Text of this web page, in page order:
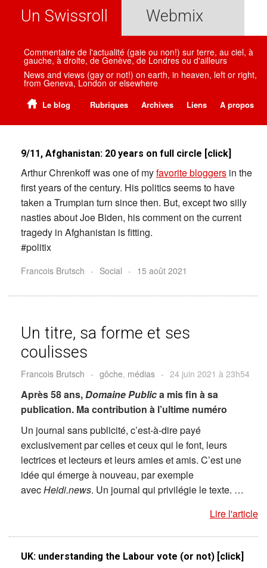
Un Swissroll Webmix
Commentaire de l'actualité (gaie ou non!) sur terre, au ciel, à
gauche, à droite, de Genève, de Londres ou d'ailleurs
News and views (gay or not!) on earth, in heaven, left or right,
from Geneva, London or elsewhere
Le blog Rubriques Archives Liens A propos
9/11, Afghanistan: 20 years on full circle [click]
Arthur Chrenkoff was one of myfavorite bloggers in the
first years of the century. His politics seems to have
taken a Trumpian turn since then. But, except two silly
nasties about Joe Biden, his comment on the current
tragedy in Afghanistan is fitting.
#politix
Francois Brutsch - Social - 15 août 2021
Un titre, sa forme et ses
coulisses
Francois Brutsch - gôche, médias - 24 juin 2021 à 23h54
Après 58 ans,Domaine Publica mis fin à sa
publication. Ma contribution à l’ultime numéro
Un journal sans publicité, c’est-à-dire payé
exclusivement par celles et ceux qui le font, leurs
lectrices et lecteurs et leurs amies et amis. C’est une
idée qui émerge à nouveau, par exemple
avecHeidi.news. Un journal qui privilégie le texte. …
Lire l'article
UK: understanding the Labour vote (or not) [click]